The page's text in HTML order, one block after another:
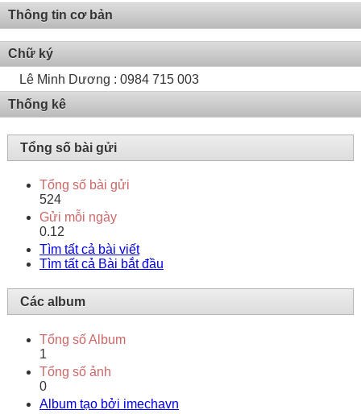
Thông tin cơ bản
Chữ ký
Lê Minh Dương : 0984 715 003
Thống kê
Tổng số bài gửi
Tổng số bài gửi
524
Gửi mỗi ngày
0.12
Tìm tất cả bài viết
Tìm tất cả Bài bắt đầu
Các album
Tổng số Album
1
Tổng số ảnh
0
Album tạo bởi imechavn